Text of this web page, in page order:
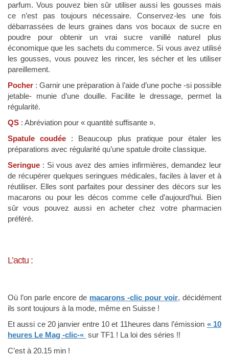
parfum. Vous pouvez bien sûr utiliser aussi les gousses mais
ce n’est pas toujours nécessaire. Conservez-les une fois
débarrassées de leurs graines dans vos bocaux de sucre en
poudre pour obtenir un vrai sucre vanillé naturel plus
économique que les sachets du commerce. Si vous avez utilisé
les gousses, vous pouvez les rincer, les sécher et les utiliser
pareillement.
Pocher : Garnir une préparation à l’aide d’une poche -si possible
jetable- munie d’une douille. Facilite le dressage, permet la
régularité.
QS : Abréviation pour « quantité suffisante ».
Spatule coudée : Beaucoup plus pratique pour étaler les
préparations avec régularité qu’une spatule droite classique.
Seringue : Si vous avez des amies infirmières, demandez leur
de récupérer quelques seringues médicales, faciles à laver et à
réutiliser. Elles sont parfaites pour dessiner des décors sur les
macarons ou pour les décos comme celle d’aujourd’hui. Bien
sûr vous pouvez aussi en acheter chez votre pharmacien
préféré.
L’actu :
Où l’on parle encore de macarons -clic pour voir, décidément
ils sont toujours à la mode, même en Suisse !
Et aussi ce 20 janvier entre 10 et 11heures dans l’émission « 10
heures Le Mag -clic-« sur TF1 ! La loi des séries !!
C’est à 20.15 min !